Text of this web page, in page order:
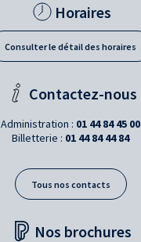
Horaires
Consulter le détail des horaires
Contactez-nous
Administration : 01 44 84 45 00
Billetterie : 01 44 84 44 84
Tous nos contacts
Nos brochures